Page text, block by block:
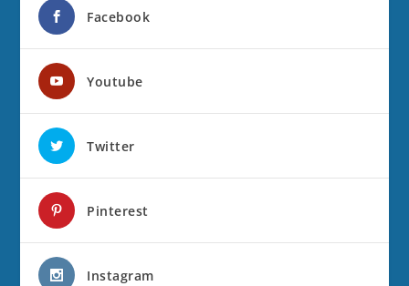
Facebook
Youtube
Twitter
Pinterest
Instagram